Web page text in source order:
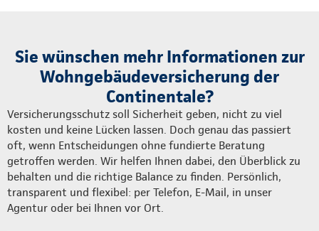
Sie wünschen mehr Informationen zur
Wohngebäudeversicherung der
Continentale?
Versicherungsschutz soll Sicherheit geben, nicht zu viel
kosten und keine Lücken lassen. Doch genau das passiert
oft, wenn Entscheidungen ohne fundierte Beratung
getroffen werden. Wir helfen Ihnen dabei, den Überblick zu
behalten und die richtige Balance zu finden. Persönlich,
transparent und flexibel: per Telefon, E-Mail, in unser
Agentur oder bei Ihnen vor Ort.